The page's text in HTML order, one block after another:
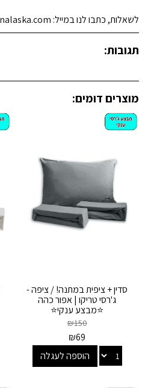
לשאלות, כתבו לנו במייל: info@migvanalaska.com
תגובות:
מוצרים דומים:
סדין + ציפית במתנה! / ציפה -
ג'רסי טריקו | אפור כהה
⭐מבצע ענקי⭐
₪150
₪69
הוספה לעגלה